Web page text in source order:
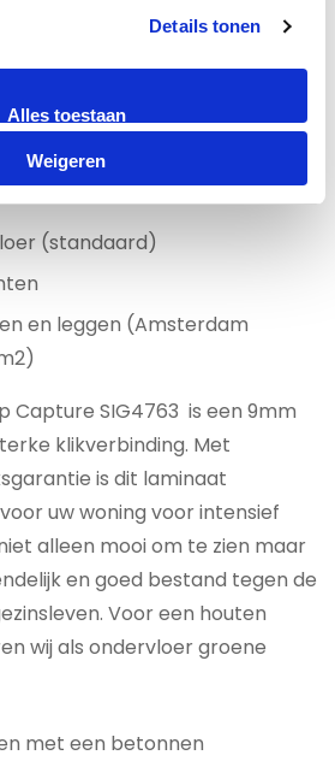
Details tonen
Alles toestaan
Weigeren
Hoe leuk is dat! Natuurlijk is het
te betekenen.
per m2 €49,95
(standaard)
en leggen (Amsterdam
Capture SIG4763 is een 9mm
klikverbinding. Met
is dit laminaat
uw woning voor intensief
alleen mooi om te zien maar
en goed bestand tegen de
Voor een houten
wij als ondervloer groene
met een betonnen